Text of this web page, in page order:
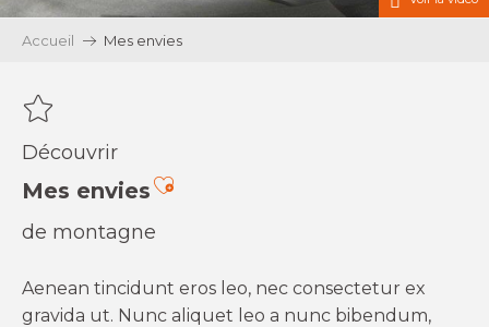
Accueil Mes envies
Découvrir
Mes enviesAjouter aux favoris
de montagne
Aenean tincidunt eros leo, nec consectetur ex
gravida ut. Nunc aliquet leo a nunc bibendum,